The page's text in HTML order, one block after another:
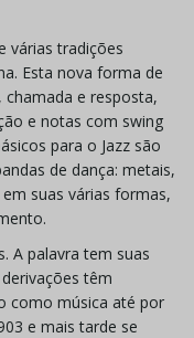
várias tradições
Esta nova forma de
e resposta,
e notas com swing
para o Jazz são
de dança: metais,
suas várias formas,
A palavra tem suas
têm
como música até por
e mais tarde se